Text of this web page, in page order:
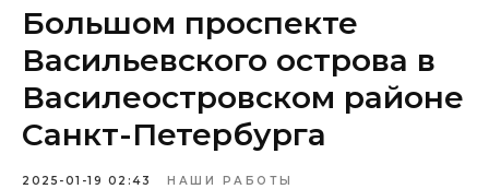
Большом проспекте
Васильевского острова в
Василеостровском районе
Санкт-Петербурга
2025-01-19 02:43 НАШИ РАБОТЫ